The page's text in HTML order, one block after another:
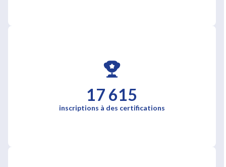
17 615
inscriptions à des certifications